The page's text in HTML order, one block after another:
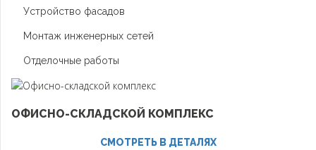
Устройство фасадов
Монтаж инженерных сетей
Отделочные работы
ОФИСНО-СКЛАДСКОЙ КОМПЛЕКС
СМОТРЕТЬ В ДЕТАЛЯХ